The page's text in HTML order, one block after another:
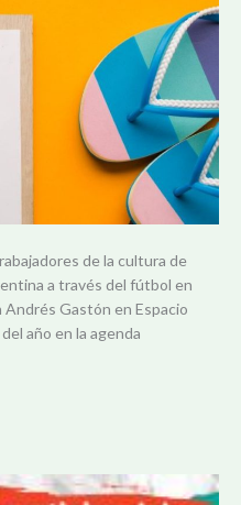
de la cultura de
a través del fútbol en
Gastón en Espacio
año en la agenda